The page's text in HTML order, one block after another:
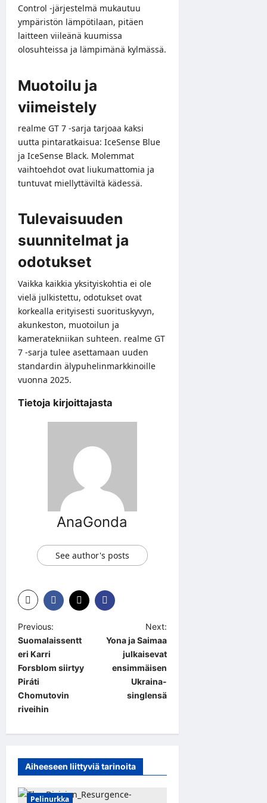
Control -järjestelmä mukautuu
ympäristön lämpötilaan, pitäen
laitteen viileänä kuumissa
olosuhteissa ja lämpimänä kylmässä.
Muotoilu ja
viimeistely
realme GT 7 -sarja tarjoaa kaksi
uutta pintaratkaisua: IceSense Blue
ja IceSense Black. Molemmat
vaihtoehdot ovat liukumattomia ja
tuntuvat miellyttäviltä kädessä.
Tulevaisuuden
suunnitelmat ja
odotukset
Vaikka kaikkia yksityiskohtia ei ole
vielä julkistettu, odotukset ovat
korkealla erityisesti suorituskyvyn,
akunkeston, muotoilun ja
kameratekniikan suhteen. realme GT
7 -sarja tulee asettamaan uuden
standardin älypuhelinmarkkinoille
vuonna 2025.
Tietoja kirjoittajasta
AnaGonda
See author's posts
P
o
s
t
n
i
g
a
Previous:
Suomalaissentt
eri Karri
Forsblom siirtyy
Piráti
Chomutovin
riveihin
Next:
Yona ja Saimaa
julkaisevat
ensimmäisen
Ukraina-
singlensä
Aiheeseen liittyviä tarinoita
Pelinurkka